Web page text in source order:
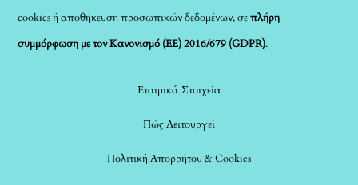
cookies ή αποθήκευση προσωπικών δεδομένων, σεπλήρη
συμμόρφωση με τον Κανονισμό (ΕΕ) 2016/679 (GDPR).
Εταιρικά Στοιχεία
Πώς Λειτουργεί
Πολιτική Απορρήτου & Cookies